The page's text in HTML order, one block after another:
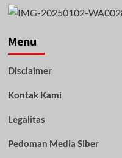
Menu
Disclaimer
Kontak Kami
Legalitas
Pedoman Media Siber